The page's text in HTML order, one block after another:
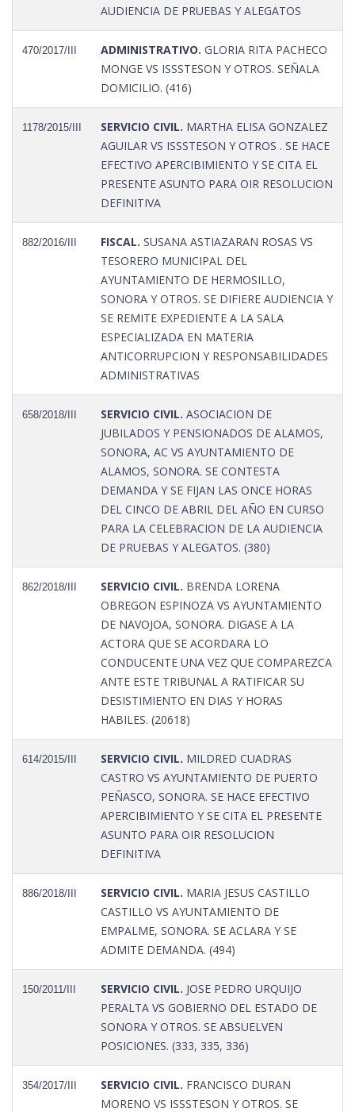
AUDIENCIA DE PRUEBAS Y ALEGATOS
470/2017/III ADMINISTRATIVO. GLORIA RITA PACHECO
MONGE VS ISSSTESON Y OTROS. SEÑALA
DOMICILIO. (416)
1178/2015/III SERVICIO CIVIL. MARTHA ELISA GONZALEZ
AGUILAR VS ISSSTESON Y OTROS . SE HACE
EFECTIVO APERCIBIMIENTO Y SE CITA EL
PRESENTE ASUNTO PARA OIR RESOLUCION
DEFINITIVA
882/2016/III FISCAL. SUSANA ASTIAZARAN ROSAS VS
TESORERO MUNICIPAL DEL
AYUNTAMIENTO DE HERMOSILLO,
SONORA Y OTROS. SE DIFIERE AUDIENCIA Y
SE REMITE EXPEDIENTE A LA SALA
ESPECIALIZADA EN MATERIA
ANTICORRUPCION Y RESPONSABILIDADES
ADMINISTRATIVAS
658/2018/III SERVICIO CIVIL. ASOCIACION DE
JUBILADOS Y PENSIONADOS DE ALAMOS,
SONORA, AC VS AYUNTAMIENTO DE
ALAMOS, SONORA. SE CONTESTA
DEMANDA Y SE FIJAN LAS ONCE HORAS
DEL CINCO DE ABRIL DEL AÑO EN CURSO
PARA LA CELEBRACION DE LA AUDIENCIA
DE PRUEBAS Y ALEGATOS. (380)
862/2018/III SERVICIO CIVIL. BRENDA LORENA
OBREGON ESPINOZA VS AYUNTAMIENTO
DE NAVOJOA, SONORA. DIGASE A LA
ACTORA QUE SE ACORDARA LO
CONDUCENTE UNA VEZ QUE COMPAREZCA
ANTE ESTE TRIBUNAL A RATIFICAR SU
DESISTIMIENTO EN DIAS Y HORAS
HABILES. (20618)
614/2015/III SERVICIO CIVIL. MILDRED CUADRAS
CASTRO VS AYUNTAMIENTO DE PUERTO
PEÑASCO, SONORA. SE HACE EFECTIVO
APERCIBIMIENTO Y SE CITA EL PRESENTE
ASUNTO PARA OIR RESOLUCION
DEFINITIVA
886/2018/III SERVICIO CIVIL. MARIA JESUS CASTILLO
CASTILLO VS AYUNTAMIENTO DE
EMPALME, SONORA. SE ACLARA Y SE
ADMITE DEMANDA. (494)
150/2011/III SERVICIO CIVIL. JOSE PEDRO URQUIJO
PERALTA VS GOBIERNO DEL ESTADO DE
SONORA Y OTROS. SE ABSUELVEN
POSICIONES. (333, 335, 336)
354/2017/III SERVICIO CIVIL. FRANCISCO DURAN
MORENO VS ISSSTESON Y OTROS. SE